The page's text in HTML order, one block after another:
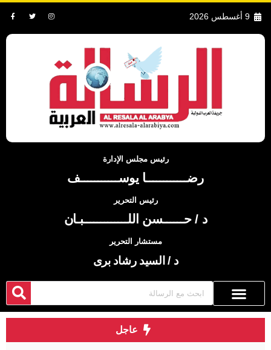
9 أغسطس 2026
رئيس مجلس الإدارة
رضــــــــــــا يوســـــــــــف
رئيس التحرير
د / حــــــسن اللـــــــــــــبـان
مستشار التحرير
د / السيد رشاد برى
عاجل